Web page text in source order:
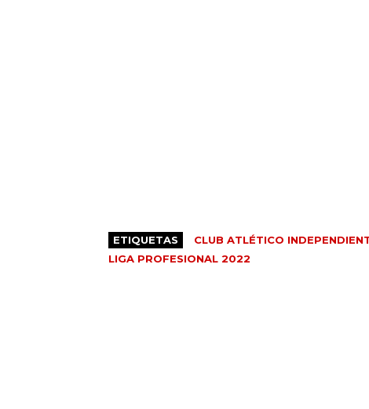
ETIQUETAS CLUB ATLÉTICO
LIGA PROFESIONAL 2022